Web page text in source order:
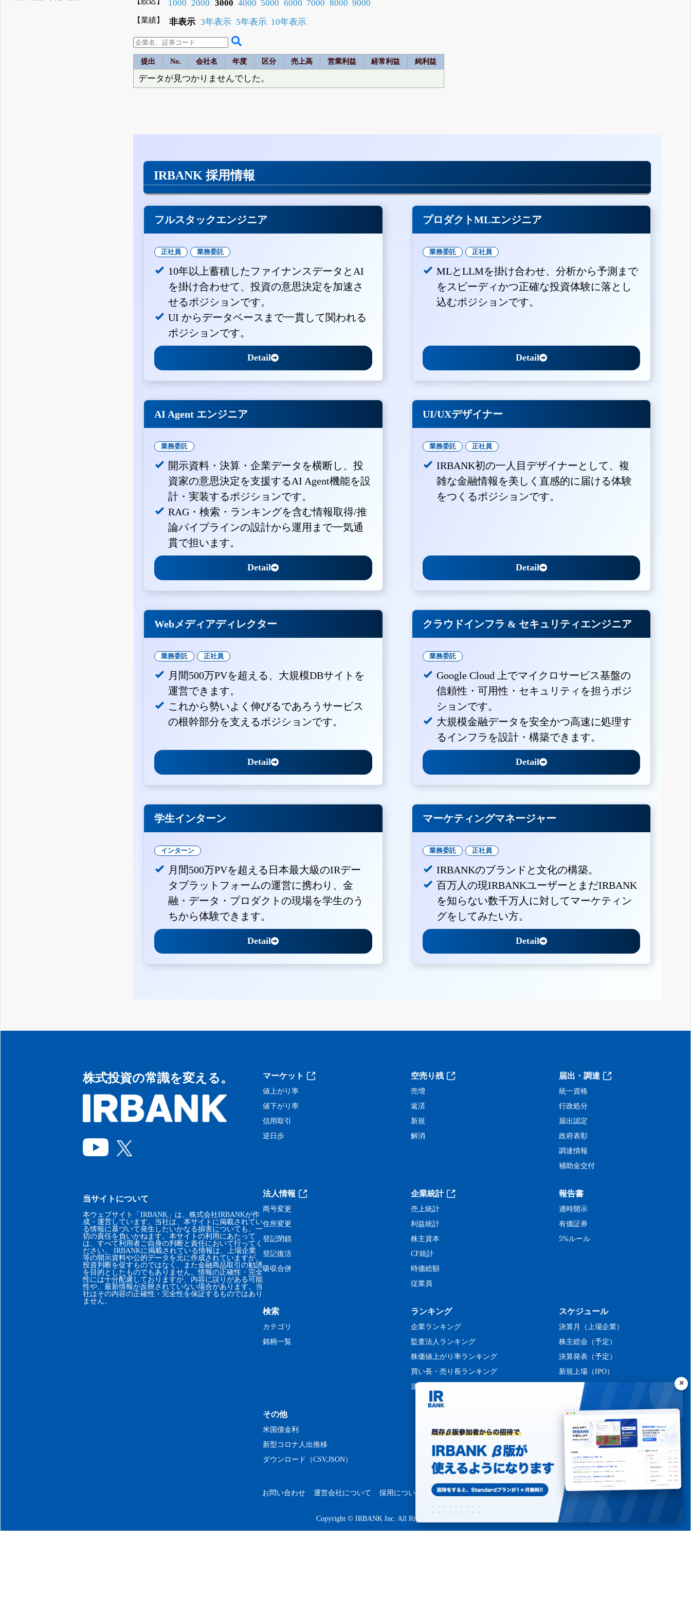
1000 2000 3000 4000 5000 6000 7000 8000 9000
【業績】 非表示 3年表示 5年表示 10年表示
提出 No. 会社名 年度 区分 売上高 営業利益 経常利益 純利益
データが見つかりませんでした。
IRBANK 採用情報
フルスタックエンジニア
正社員 業務委託
10年以上蓄積したファイナンスデータとAI
を掛け合わせて、投資の意思決定を加速さ
せるポジションです。
UI からデータベースまで一貫して関われる
ポジションです。
Detail
プロダクトMLエンジニア
業務委託 正社員
MLとLLMを掛け合わせ、分析から予測まで
をスピーディかつ正確な投資体験に落とし
込むポジションです。
Detail
AI Agent エンジニア
業務委託
開示資料・決算・企業データを横断し、投
資家の意思決定を支援するAI Agent機能を設
計・実装するポジションです。
RAG・検索・ランキングを含む情報取得/推
論パイプラインの設計から運用まで一気通
貫で担います。
Detail
UI/UXデザイナー
業務委託 正社員
IRBANK初の一人目デザイナーとして、複
雑な金融情報を美しく直感的に届ける体験
をつくるポジションです。
Detail
Webメディアディレクター
業務委託 正社員
月間500万PVを超える、大規模DBサイトを
運営できます。
これから勢いよく伸びるであろうサービス
の根幹部分を支えるポジションです。
Detail
クラウドインフラ & セキュリティエンジニア
業務委託
Google Cloud 上でマイクロサービス基盤の
信頼性・可用性・セキュリティを担うポジ
ションです。
大規模金融データを安全かつ高速に処理す
るインフラを設計・構築できます。
Detail
学生インターン
インターン
月間500万PVを超える日本最大級のIRデー
タプラットフォームの運営に携わり、金
融・データ・プロダクトの現場を学生のう
ちから体験できます。
Detail
マーケティングマネージャー
業務委託 正社員
IRBANKのブランドと文化の構築。
百万人の現IRBANKユーザーとまだIRBANK
を知らない数千万人に対してマーケティン
グをしてみたい方。
Detail
株式投資の常識を変える。
当サイトについて
本ウェブサイト「IRBANK」は、株式会社IRBANKが作
成・運営しています。当社は、本サイトに掲載されてい
る情報に基づいて発生したいかなる損害についても、一
切の責任を負いかねます。本サイトの利用にあたって
は、すべて利用者ご自身の判断と責任において行ってく
ださい。 IRBANKに掲載されている情報は、上場企業
等の開示資料や公的データを元に作成されていますが、
投資判断を促すものではなく、また金融商品取引の勧誘
を目的としたものでもありません。情報の正確性・完全
性には十分配慮しておりますが、内容に誤りがある可能
性や、最新情報が反映されていない場合があります。当
社はその内容の正確性・完全性を保証するものではあり
ません。
マーケット
値上がり率
値下がり率
信用取引
逆日歩
空売り残
売増
返済
新規
解消
届出・調達
統一資格
行政処分
届出認定
政府表彰
調達情報
補助金交付
法人情報
商号変更
住所変更
登記閉鎖
登記復活
吸収合併
企業統計
売上統計
利益統計
株主資本
CF統計
時価総額
従業員
報告書
適時開示
有価証券
5%ルール
検索
カテゴリ
銘柄一覧
ランキング
企業ランキング
監査法人ランキング
株価値上がり率ランキング
買い長・売り長ランキング
逆日歩ランキング
スケジュール
決算月（上場企業）
株主総会（予定）
決算発表（予定）
新規上場（IPO）
その他
米国債金利
新型コロナ人出推移
ダウンロード（CSV,JSON）
お問い合わせ 運営会社について 採用について プライバシーポリシー
Copyright © IRBANK Inc. All Rights Reserved.